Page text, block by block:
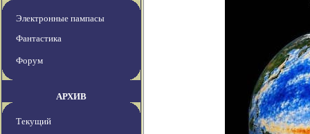
Электронные пампасы
Фантастика
Форум
АРХИВ
Текущий